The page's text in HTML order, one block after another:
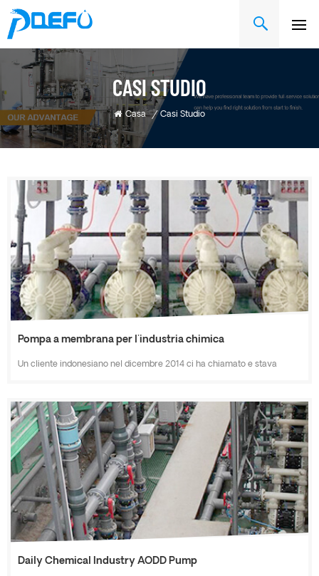
CASI STUDIO
Casa / Casi Studio
Pompa a membrana per l'industria chimica
Un cliente indonesiano nel dicembre 2014 ci ha chiamato e stava
come una miscela di tensioattivi e ammonio, paraquat (erbicida),
liquido di ammoniaca ecc. Dopo aver verificato la concentrazione del
liquido e le condizioni di lavoro, si consiglia di sceglier...
Daily Chemical Industry AODD Pump